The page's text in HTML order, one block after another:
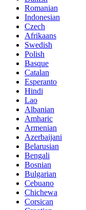
Romanian
Indonesian
Czech
Afrikaans
Swedish
Polish
Basque
Catalan
Esperanto
Hindi
Lao
Albanian
Amharic
Armenian
Azerbaijani
Belarusian
Bengali
Bosnian
Bulgarian
Cebuano
Chichewa
Corsican